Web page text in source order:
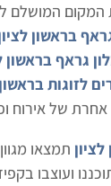
המושלם
בראשון
גראף בראשון
לזוגות
של אירוח
תמצאו
ועוצבו